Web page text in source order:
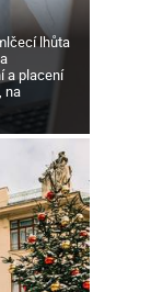
lhůta
a placení
na